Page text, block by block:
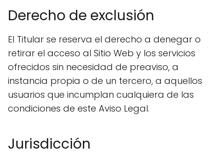
Derecho de exclusión
El Titular se reserva el derecho a denegar o
retirar el acceso al Sitio Web y los servicios
ofrecidos sin necesidad de preaviso, a
instancia propia o de un tercero, a aquellos
usuarios que incumplan cualquiera de las
condiciones de este Aviso Legal.
Jurisdicción